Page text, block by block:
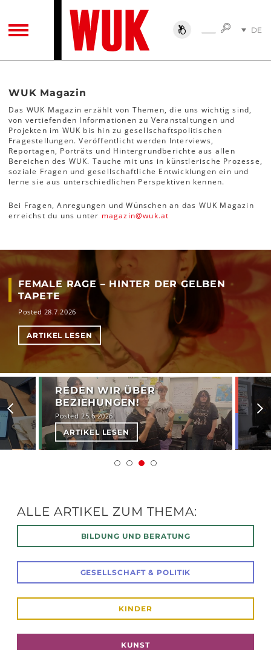
TOGGLE NAVIGATIONSUCHESUCHE
DE
Magazin
WUK Magazin
Das WUK Magazin erzählt von Themen, die uns wichtig sind,
von vertiefenden Informationen zu Veranstaltungen und
Projekten im WUK bis hin zu gesellschaftspolitischen
Fragestellungen. Veröffentlicht werden Interviews,
Reportagen, Porträts und Hintergrundberichte aus allen
Bereichen des WUK. Tauche mit uns in künstlerische Prozesse,
soziale Fragen und gesellschaftliche Entwicklungen ein und
lerne sie aus unterschiedlichen Perspektiven kennen.
Bei Fragen, Anregungen und Wünschen an das WUK Magazin
erreichst du uns unter magazin@wuk.at
FEMALE RAGE – HINTER DER GELBEN
TAPETE
Posted 28.7.2026
ARTIKEL LESEN
REDEN WIR ÜBER
BEZIEHUNGEN!
Posted 25.6.2026
ARTIKEL LESEN
ALLE ARTIKEL ZUM THEMA:
BILDUNG UND BERATUNG
GESELLSCHAFT & POLITIK
KINDER
KUNST